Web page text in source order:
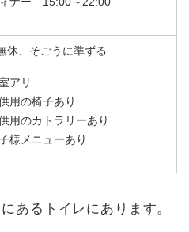
休、そごうに準ずる
アリ
用の椅子あり
用のカトラリーあり
様メニューあり
あるトイレにあります。